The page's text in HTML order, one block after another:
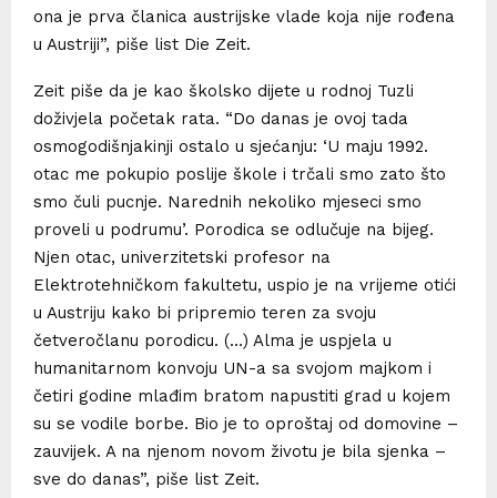
ona je prva članica austrijske vlade koja nije rođena
u Austriji”, piše list Die Zeit.
Zeit piše da je kao školsko dijete u rodnoj Tuzli
doživjela početak rata. “Do danas je ovoj tada
osmogodišnjakinji ostalo u sjećanju: ‘U maju 1992.
otac me pokupio poslije škole i trčali smo zato što
smo čuli pucnje. Narednih nekoliko mjeseci smo
proveli u podrumu’. Porodica se odlučuje na bijeg.
Njen otac, univerzitetski profesor na
Elektrotehničkom fakultetu, uspio je na vrijeme otići
u Austriju kako bi pripremio teren za svoju
četveročlanu porodicu. (…) Alma je uspjela u
humanitarnom konvoju UN-a sa svojom majkom i
četiri godine mlađim bratom napustiti grad u kojem
su se vodile borbe. Bio je to oproštaj od domovine –
zauvijek. A na njenom novom životu je bila sjenka –
sve do danas”, piše list Zeit.